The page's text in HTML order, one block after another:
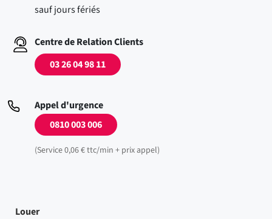
sauf jours fériés
Centre de Relation Clients
03 26 04 98 11
Appel d'urgence
0810 003 006
(Service 0,06 € ttc/min + prix appel)
Louer